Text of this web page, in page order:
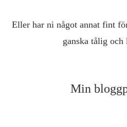
Eller har ni något annat fint
ganska tålig
Min